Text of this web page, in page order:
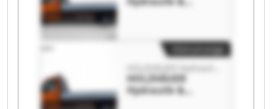
Maschinenbau
Hydraulik &
Maschinenbau
HOLZHÄUER
Hydraulik &
Maschinenbau
Kleinanzeige